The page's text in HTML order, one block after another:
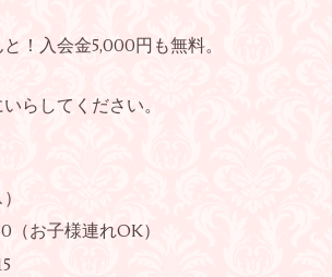
！入会金5,000円も無料。
らしてください。
お子様連れOK）